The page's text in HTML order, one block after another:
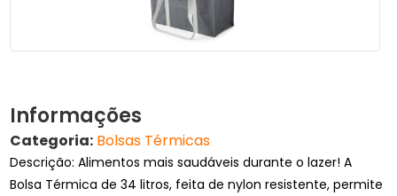
Informações
Categoria: Bolsas Térmicas
Descrição: Alimentos mais saudáveis durante o lazer! A
Bolsa Térmica de 34 litros, feita de nylon resistente, permite